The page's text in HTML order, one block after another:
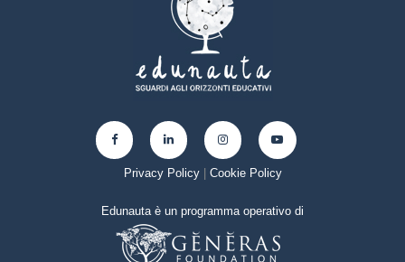
Privacy Policy| Cookie Policy
Edunauta è un programma operativo di